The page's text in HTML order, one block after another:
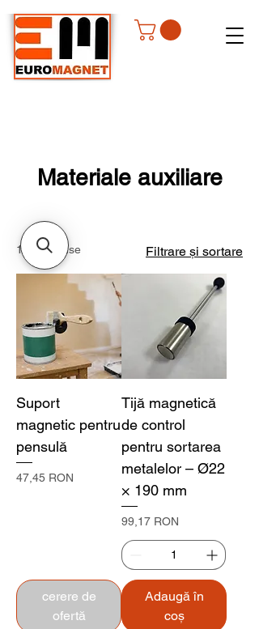
Materiale auxiliare
103 produse Filtrare și sortare
Suport
magnetic pentru
pensulă
Preț
47,45 RON
cerere de
ofertă
Tijă magnetică
de control
pentru sortarea
metalelor – Ø22
× 190 mm
Preț
99,17 RON
Adaugă în
coș